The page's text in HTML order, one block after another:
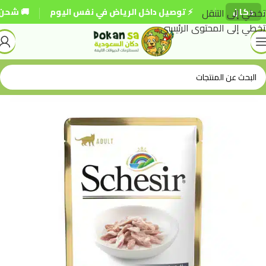
تخطي إلى التنقل
تخطي إلى المحتوى الرئيسي
⚡ توصيل داخل الرياض في نفس اليوم | 🚚 شحن |